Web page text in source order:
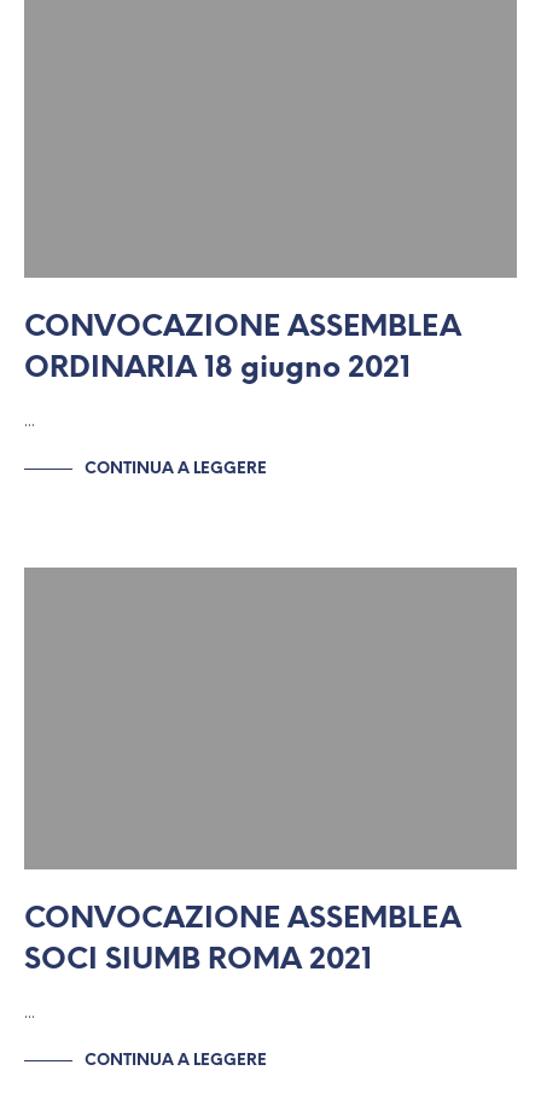
CONVOCAZIONE ASSEMBLEA
ORDINARIA 18 giugno 2021
…
CONTINUA A LEGGERE
CONVOCAZIONE ASSEMBLEA
SOCI SIUMB ROMA 2021
…
CONTINUA A LEGGERE